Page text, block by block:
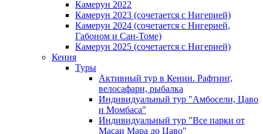
Камерун 2022
Камерун 2023 (сочетается с Нигерией)
Камерун 2024 (сочетается с Нигерией,
Габоном и Сан-Томе)
Камерун 2025 (сочетается с Нигерией)
Кения
Туры
Активный тур в Кении. Рафтинг,
велосафари, рыбалка
Индивидуальный тур "Амбосели, Цаво
и Момбаса"
Индивидуальный тур "Все парки от
Масаи Мара до Цаво"